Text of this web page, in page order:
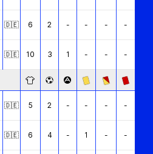
🇩🇪 6 2 - - - -
🇩🇪 10 3 1 - - -
🇩🇪 5 2 - - - -
🇩🇪 6 4 - 1 - -